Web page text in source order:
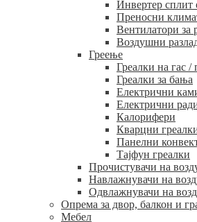
Инвертер сплит
Преносни
Вентилатори за
Воздушни
Греење
Греалки на гас /
Греалки за бања
Електрични
Електрични
Калорифери
Кварцни
Панелни
Тајфун греалки
Прочистувачи на
Навлажнувачи на
Одвлажнувачи на
Опрема за двор, балкон и
Мебел